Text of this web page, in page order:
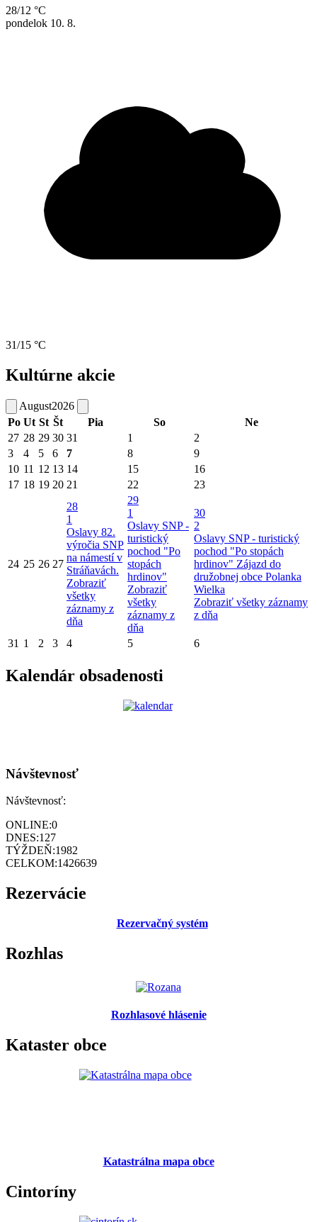
28/12 °C
pondelok 10. 8.
31/15 °C
Kultúrne akcie
August2026
Po Ut St Št Pia So
Ne
27 28 29 30 31 1
2
3
4 5 6 7 8
9
10 11 12 13 14 15
16
17 18 19 20 21 22 23
24 25 26 27
28
1
Oslavy 82.
výročia SNP
na námestí v
Stráňavách.
Zobraziť
všetky
záznamy z
dňa
29
1
Oslavy SNP -
turistický
pochod "Po
stopách
hrdinov"
Zobraziť
všetky
záznamy z
dňa
30
2
Oslavy SNP - turistický
pochod "Po stopách
hrdinov" Zájazd do
družobnej obce Polanka
Wielka
Zobraziť všetky záznamy
z dňa
31 1 2 3 4 5 6
Kalendár obsadenosti
Návštevnosť
Návštevnosť:
ONLINE:0
DNES:127
TÝŽDEŇ:1982
CELKOM:1426639
Rezervácie
Rezervačný systém
Rozhlas
Rozhlasové hlásenie
Kataster obce
Katastrálna mapa obce
Cintoríny